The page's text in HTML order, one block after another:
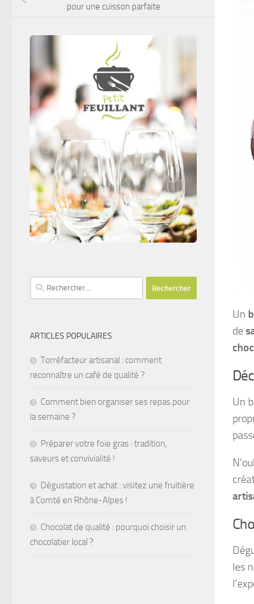
Un
de
Un
les
pour une cuisson parfaite
Rechercher :
ARTICLES POPULAIRES
Torréfacteur artisanal : comment
reconnaître un café de qualité ?
Comment bien organiser ses repas pour
la semaine ?
Préparer votre foie gras : tradition,
saveurs et convivialité !
Dégustation et achat : visitez une fruitière
à Comté en Rhône-Alpes !
Chocolat de qualité : pourquoi choisir un
chocolatier local ?